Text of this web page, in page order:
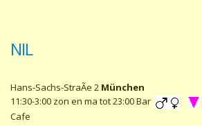
NIL
Hans-Sachs-StraÃe 2 München
11:30-3:00 zon en ma tot 23:00 Bar
Cafe